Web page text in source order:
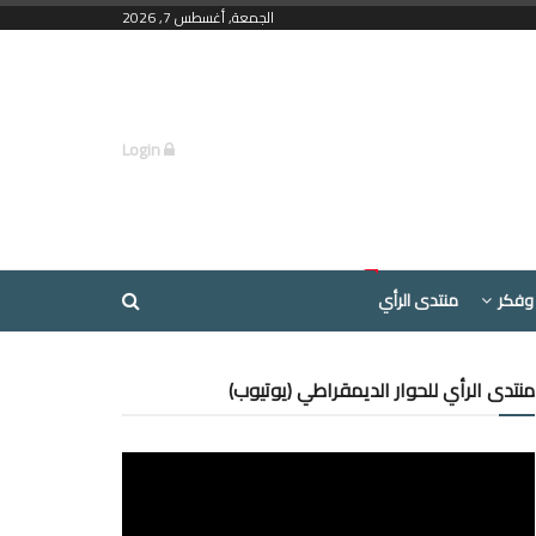
الجمعة, أغسطس 7, 2026
منتدى الرأي
منتدى الرأي للحوار الديمقراطي (يوتيوب)